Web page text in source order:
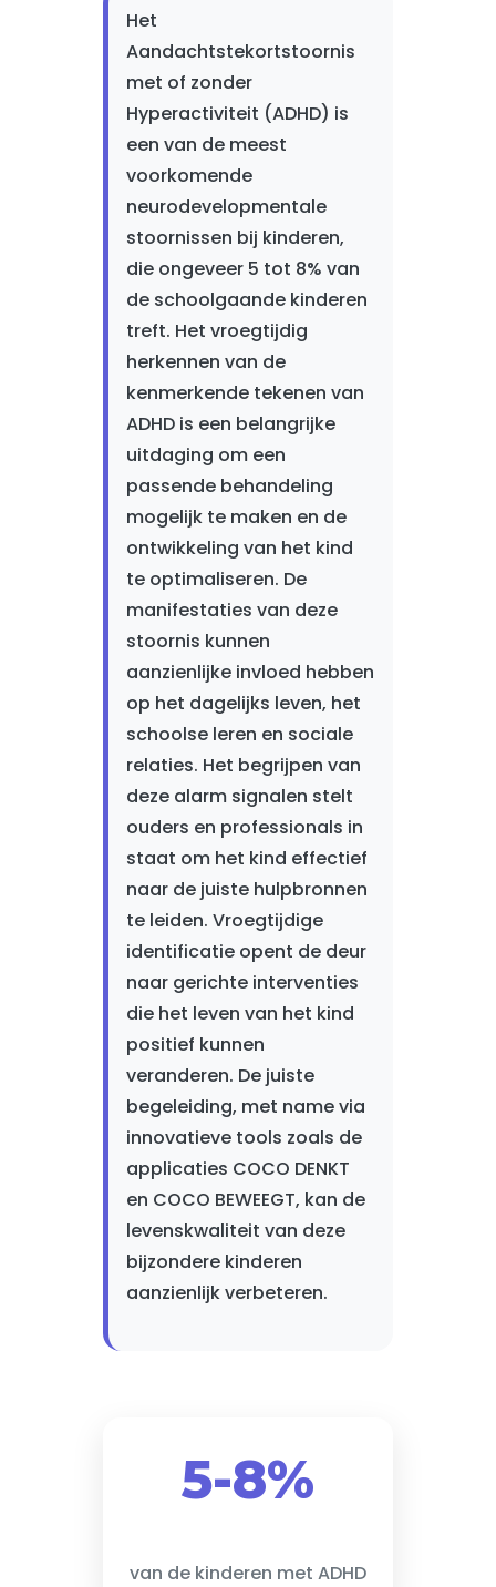
Het
Aandachtstekortstoornis
met of zonder
Hyperactiviteit (ADHD) is
een van de meest
voorkomende
neurodevelopmentale
stoornissen bij kinderen,
die ongeveer 5 tot 8% van
de schoolgaande kinderen
treft. Het vroegtijdig
herkennen van de
kenmerkende tekenen van
ADHD is een belangrijke
uitdaging om een
passende behandeling
mogelijk te maken en de
ontwikkeling van het kind
te optimaliseren. De
manifestaties van deze
stoornis kunnen
aanzienlijke invloed hebben
op het dagelijks leven, het
schoolse leren en sociale
relaties. Het begrijpen van
deze alarm signalen stelt
ouders en professionals in
staat om het kind effectief
naar de juiste hulpbronnen
te leiden. Vroegtijdige
identificatie opent de deur
naar gerichte interventies
die het leven van het kind
positief kunnen
veranderen. De juiste
begeleiding, met name via
innovatieve tools zoals de
applicaties COCO DENKT
en COCO BEWEEGT, kan de
levenskwaliteit van deze
bijzondere kinderen
aanzienlijk verbeteren.
5-8%
van de kinderen met ADHD